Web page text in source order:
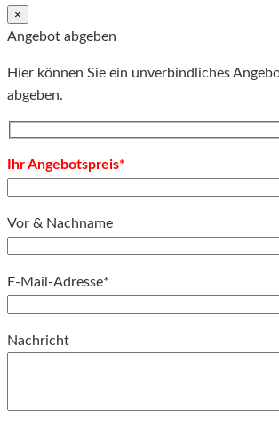
×
Angebot abgeben
Hier können Sie ein unverbindliches
abgeben.
Ihr Angebotspreis*
Vor & Nachname
E-Mail-Adresse*
Nachricht